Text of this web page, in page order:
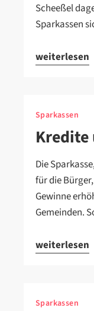
Scheeßel
Sparkassen
weiterlesen
Sparkassen
Kredite
Die
für die
Gewinne
Gemeinden.
weiterlesen
Sparkassen